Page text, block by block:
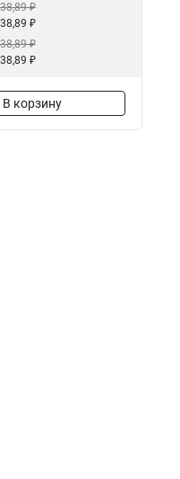
38,89 ₽
38,89 ₽
38,89 ₽
38,89 ₽
В корзину